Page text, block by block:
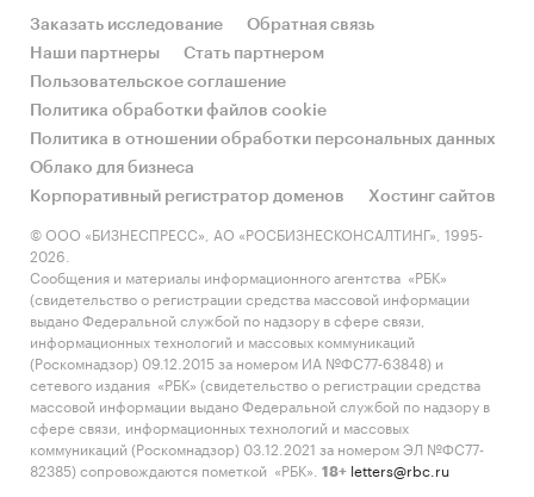
конструкций и столярных изделий» в ПФО
составил в 2018 году – *** тыс. руб.
Определение целевой аудитории
В РФ ежегодно ***% межкомнатных дверей
приобретается для замены старых дверей при
ремонте жилья, ***% приходится на долю
новостроек, а ***% остается на долю
коммерческой недвижимости.
Диаграмма 8. Структура спроса на
межкомнатные двери, РФ, %
***
Основной сегмент рынка – ремонт жилья. На
основе данных о проводимых ремонтах в
Заказать исследование
Обратная связь
Наши партнеры
Стать партнером
Пользовательское соглашение
Политика обработки файлов cookie
Политика в отношении обработки персональных данных
Облако для бизнеса
Корпоративный регистратор доменов
Хостинг сайтов
© ООО «БИЗНЕСПРЕСС», АО «РОСБИЗНЕСКОНСАЛТИНГ», 1995-
2026.
Сообщения и материалы информационного агентства «РБК»
(свидетельство о регистрации средства массовой информации
выдано Федеральной службой по надзору в сфере связи,
информационных технологий и массовых коммуникаций
(Роскомнадзор) 09.12.2015 за номером ИА №ФС77-63848) и
сетевого издания «РБК» (свидетельство о регистрации средства
массовой информации выдано Федеральной службой по надзору в
сфере связи, информационных технологий и массовых
коммуникаций (Роскомнадзор) 03.12.2021 за номером ЭЛ №ФС77-
82385) сопровождаются пометкой «РБК».
18+ letters@rbc.ru